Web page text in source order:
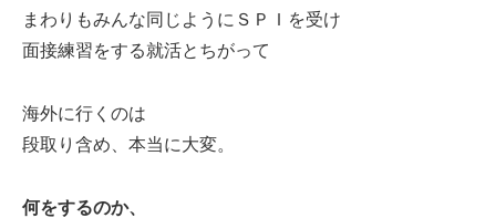
まわりもみんな同じようにＳＰＩを受け
面接練習をする就活とちがって
海外に行くのは
段取り含め、本当に大変。
何をするのか、